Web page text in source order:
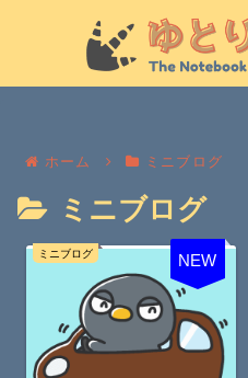
ホーム ミニブログ
ミニブログ
ミニブログ NEW